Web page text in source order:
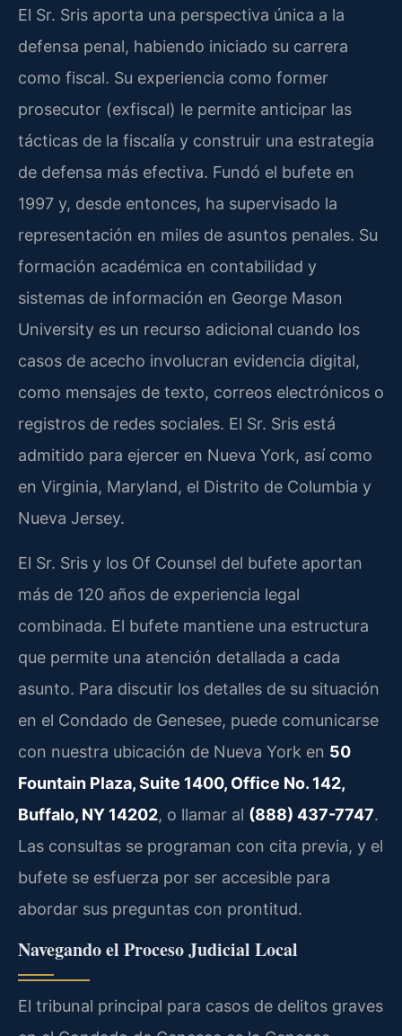
El Sr. Sris aporta una perspectiva única a la
defensa penal, habiendo iniciado su carrera
como fiscal. Su experiencia como former
prosecutor (exfiscal) le permite anticipar las
tácticas de la fiscalía y construir una estrategia
de defensa más efectiva. Fundó el bufete en
1997 y, desde entonces, ha supervisado la
representación en miles de asuntos penales. Su
formación académica en contabilidad y
sistemas de información en George Mason
University es un recurso adicional cuando los
casos de acecho involucran evidencia digital,
como mensajes de texto, correos electrónicos o
registros de redes sociales. El Sr. Sris está
admitido para ejercer en Nueva York, así como
en Virginia, Maryland, el Distrito de Columbia y
Nueva Jersey.
El Sr. Sris y los Of Counsel del bufete aportan
más de 120 años de experiencia legal
combinada. El bufete mantiene una estructura
que permite una atención detallada a cada
asunto. Para discutir los detalles de su situación
en el Condado de Genesee, puede comunicarse
con nuestra ubicación de Nueva York en 50
Fountain Plaza, Suite 1400, Office No. 142,
Buffalo, NY 14202, o llamar al (888) 437-7747.
Las consultas se programan con cita previa, y el
bufete se esfuerza por ser accesible para
abordar sus preguntas con prontitud.
Navegando el Proceso Judicial Local
El tribunal principal para casos de delitos graves